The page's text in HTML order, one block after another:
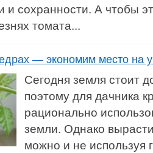
и сохранности. А чтобы
томата...
— экономим место на
Сегодня земля стоит
поэтому для дачника
рационально
земли. Однако
можно и не используя